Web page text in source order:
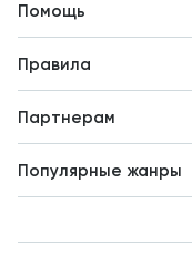
Новости
Помощь
Правила
Партнерам
Популярные жанры
Магические академии